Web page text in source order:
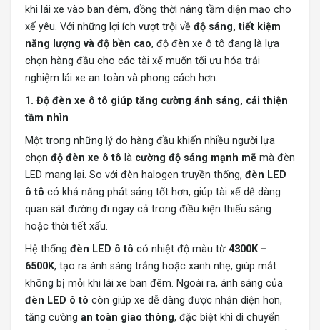
khi lái xe vào ban đêm, đồng thời nâng tầm diện mạo cho
xế yêu. Với những lợi ích vượt trội về độ sáng, tiết kiệm
năng lượng và độ bền cao, độ đèn xe ô tô đang là lựa
chọn hàng đầu cho các tài xế muốn tối ưu hóa trải
nghiệm lái xe an toàn và phong cách hơn.
1. Độ đèn xe ô tô giúp tăng cường ánh sáng, cải thiện
tầm nhìn
Một trong những lý do hàng đầu khiến nhiều người lựa
chọn độ đèn xe ô tô là cường độ sáng mạnh mẽ mà đèn
LED mang lại. So với đèn halogen truyền thống, đèn LED
ô tô có khả năng phát sáng tốt hơn, giúp tài xế dễ dàng
quan sát đường đi ngay cả trong điều kiện thiếu sáng
hoặc thời tiết xấu.
Hệ thống đèn LED ô tô có nhiệt độ màu từ 4300K –
6500K, tạo ra ánh sáng trắng hoặc xanh nhẹ, giúp mắt
không bị mỏi khi lái xe ban đêm. Ngoài ra, ánh sáng của
đèn LED ô tô còn giúp xe dễ dàng được nhận diện hơn,
tăng cường an toàn giao thông, đặc biệt khi di chuyển